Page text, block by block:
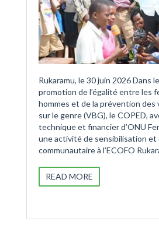
Rukaramu, le 30 juin 2026 Dans
promotion de l’égalité entre les
hommes et de la prévention des
sur le genre (VBG), le COPED,
technique et financier d’ONU
une activité de sensibilisation et
communautaire à l’ECOFO
READ MORE